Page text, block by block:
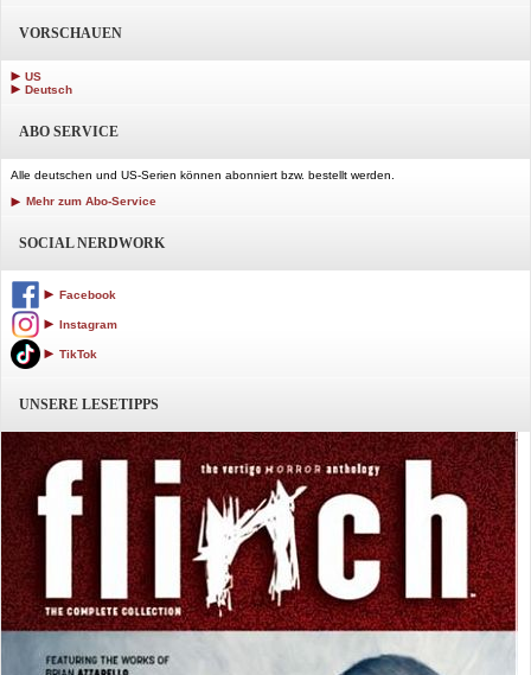
VORSCHAUEN
US
Deutsch
ABO SERVICE
Alle deutschen und US-Serien können abonniert bzw. bestellt werden.
Mehr zum Abo-Service
SOCIAL NERDWORK
Facebook
Instagram
TikTok
UNSERE LESETIPPS